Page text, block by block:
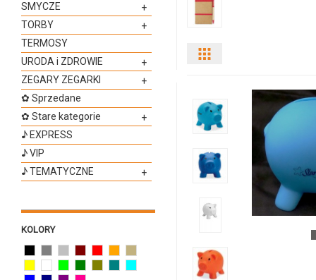
SMYCZE
+
TORBY
+
TERMOSY
URODA i ZDROWIE
+
ZEGARY ZEGARKI
+
✿ Sprzedane
✿ Stare kategorie
+
♪ EXPRESS
♪ VIP
♪ TEMATYCZNE
+
KOLORY
i
produktu
04